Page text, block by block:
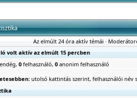
Az elmúlt 24 óra aktív témái ·
volt aktív az elmúlt 15 percben
0felhasználó, 0anonim felhasználó
utolsó kattintás szerint, felhasználói név